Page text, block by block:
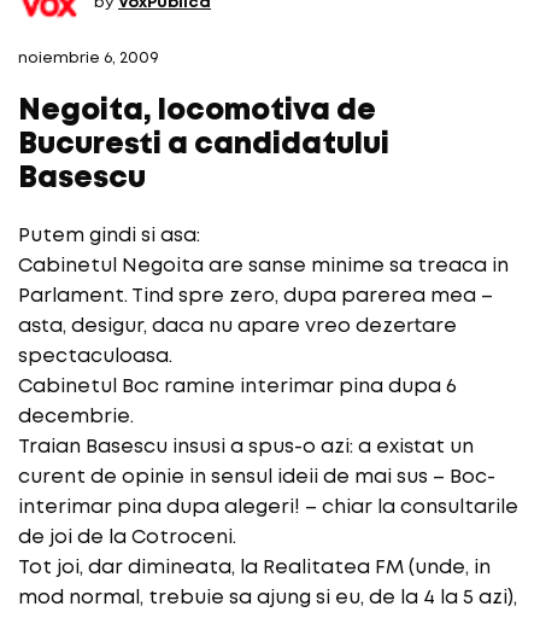
by VoxPublica
noiembrie 6, 2009
Negoita, locomotiva de
Bucuresti a candidatului
Basescu
Putem gindi si asa:
Cabinetul Negoita are sanse minime sa treaca in
Parlament. Tind spre zero, dupa parerea mea –
asta, desigur, daca nu apare vreo dezertare
spectaculoasa.
Cabinetul Boc ramine interimar pina dupa 6
decembrie.
Traian Basescu insusi a spus-o azi: a existat un
curent de opinie in sensul ideii de mai sus – Boc-
interimar pina dupa alegeri! – chiar la consultarile
de joi de la Cotroceni.
Tot joi, dar dimineata, la Realitatea FM (unde, in
mod normal, trebuie sa ajung si eu, de la 4 la 5 azi),